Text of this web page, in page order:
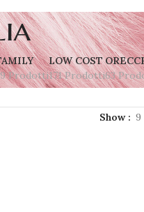
Prodotti
LOW COST
171 Prodotti63
Show 9